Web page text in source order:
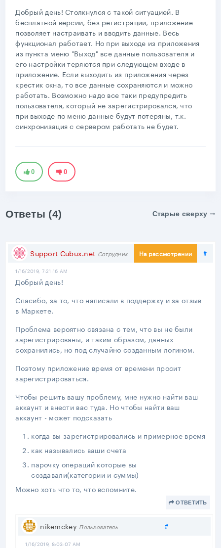
Добрый день! Столкнулся с такой ситуацией. В
бесплатной версии, без регистрации, приложение
позволяет настраивать и вводить данные. Весь
функционал работает. Но при выходе из приложения
из пункта меню "Выход" все данные пользователя и
его настройки теряются при следующем входе в
приложение. Если выходить из приложения через
крестик окна, то все данные сохраняются и можно
работать. Возможно надо все таки предупредить
пользователя, который не зарегистрировался, что
при выходе по меню данные будут потеряны, т.к.
синхронизация с сервером работать не будет.
0 0
Ответы (4) Старые сверху
Support Cubux.net Сотрудник На рассмотрении #
1/16/2019, 7:21:16 AM
Добрый день!
Спасибо, за то, что написали в поддержку и за отзыв
в Маркете.
Проблема вероятно связана с тем, что вы не были
зарегистрированы, и таким образом, данных
сохранились, но под случайно созданным логином.
Поэтому приложение время от времени просит
зарегистрироваться.
Чтобы решить вашу проблему, мне нужно найти ваш
аккаунт и внести вас туда. Но чтобы найти ваш
аккаунт - может подсказать
когда вы зарегистрировались и примерное время
как назывались ваши счета
парочку операций которые вы
создавали(категории и суммы)
Можно хоть что то, что вспомните.
ОТВЕТИТЬ
nikemckey Пользователь #Поделиться
1/16/2019, 8:03:07 AM